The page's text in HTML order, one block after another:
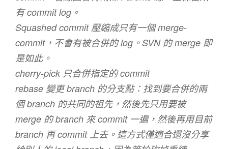
有 commit log。
Squashed commit 壓縮成只有一個 merge-
commit，不會有被合併的 log。SVN 的 merge 即
是如此。
cherry-pick 只合併指定的 commit
rebase 變更 branch 的分支點：找到要合併的兩
個 branch 的共同的祖先，然後先只用要被
merge 的 branch 來 commit 一遍，然後再用目前
branch 再 commit 上去。這方式僅適合還沒分享